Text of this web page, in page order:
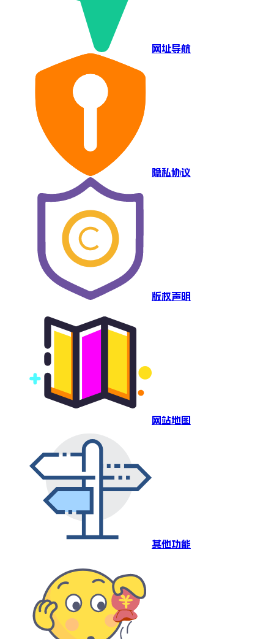
网址导航
隐私协议
版权声明
网站地图
其他功能